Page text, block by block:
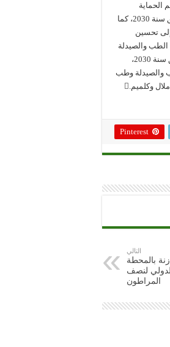
الحماية
الاجتماعية وكذا تفعيل بنود الاتفاقية الإطار حول تنفيذ برنامج الرفع من عدد مهنيي قطاع الصحة في أفق سنة 2030، كما
تحسين
الطب والصيدلة
وطب الأسنان والوصول لعتبة 24 مهني صحي لكل 10.000 نسمة ‏ بحلول العام 2025، ثم إلى 45 في أفق سنة 2030،
الطب والصيدلة وطب
الأسنان، وإحداث ثلاث كليات للطب والصيدلة وثلاث مراكز استشفائية جامعية بكل من الراشيدية وبني ملال وكلميم.
Pinterest
التالي
بالمحطة
لنصف
المراطون